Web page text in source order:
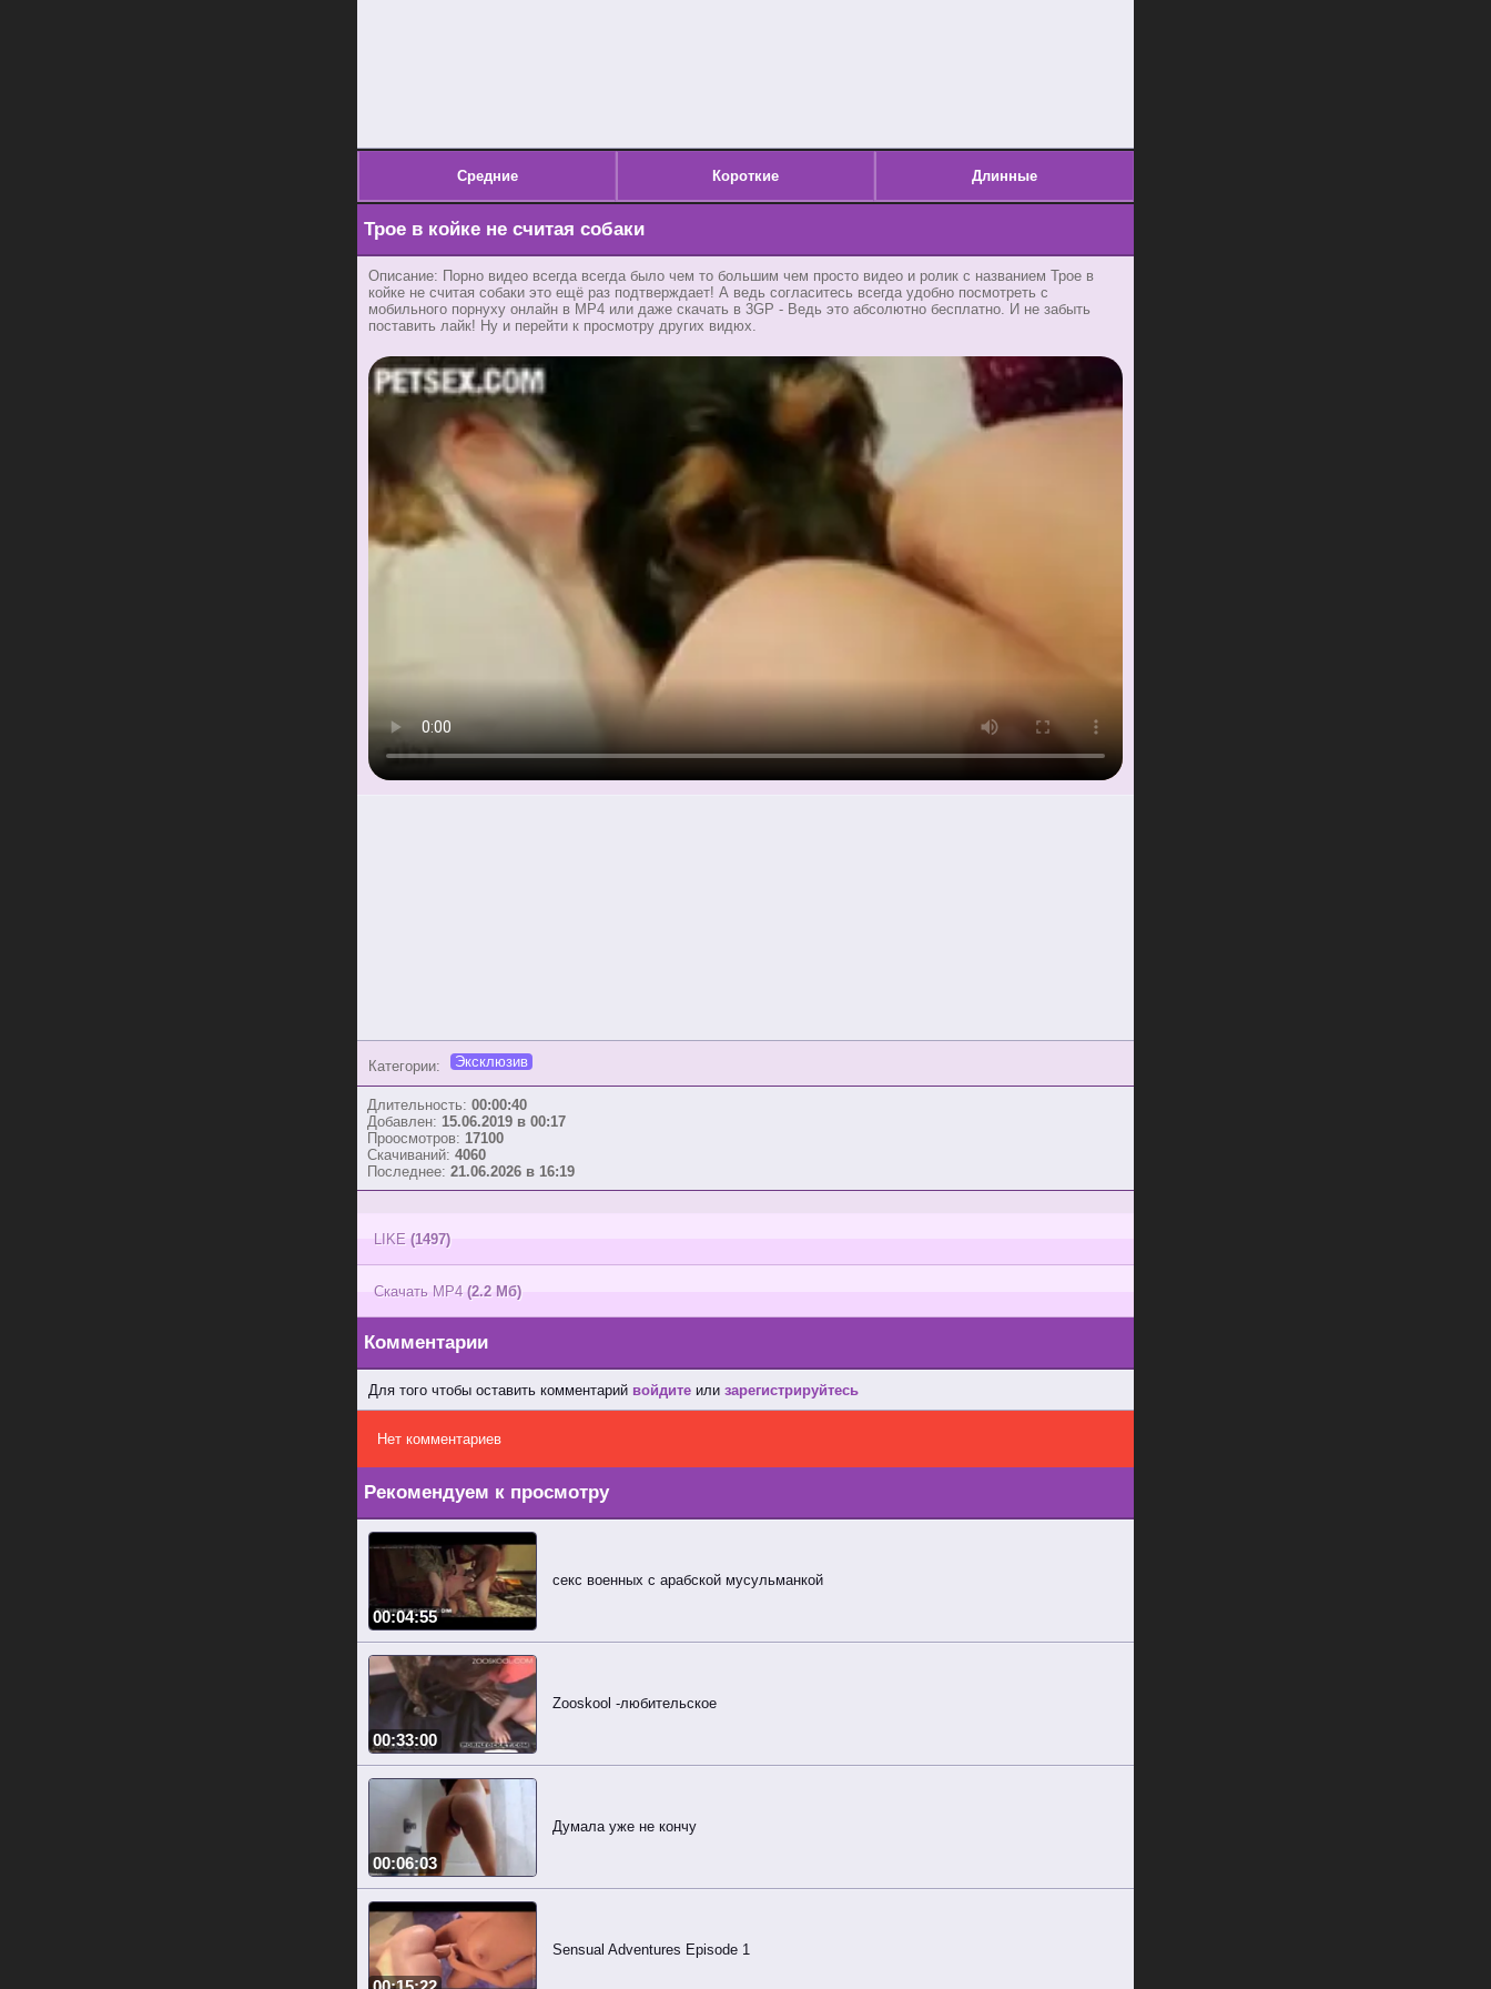
Средние Короткие Длинные
Трое в койке не считая собаки
Описание: Порно видео всегда всегда было чем то большим чем просто видео и ролик с названием Трое в
койке не считая собаки это ещё раз подтверждает! А ведь согласитесь всегда удобно посмотреть с
мобильного порнуху онлайн в MP4 или даже скачать в 3GP - Ведь это абсолютно бесплатно. И не забыть
поставить лайк! Ну и перейти к просмотру других видюх.
Категории: Эксклюзив
Длительность: 00:00:40
Добавлен: 15.06.2019 в 00:17
Проосмотров: 17100
Скачиваний: 4060
Последнее: 21.06.2026 в 16:19
LIKE (1497)
Скачать MP4 (2.2 Мб)
Комментарии
Для того чтобы оставить комментарий войдите или зарегистрируйтесь
Нет комментариев
Рекомендуем к просмотру
секс военных с арабской мусульманкой
00:04:55
Zooskool -любительское
00:33:00
Думала уже не кончу
00:06:03
Sensual Adventures Episode 1